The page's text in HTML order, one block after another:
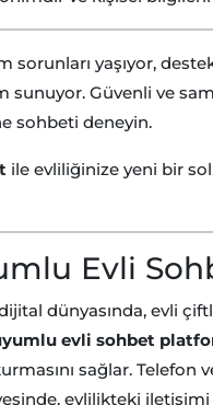
yaşıyor,
sunuyor. Güvenli ve
sohbeti deneyin.
ile evliliğinize yeni bir
Evli
dünyasında, evli
evli sohbet
sağlar.
evlilikteki